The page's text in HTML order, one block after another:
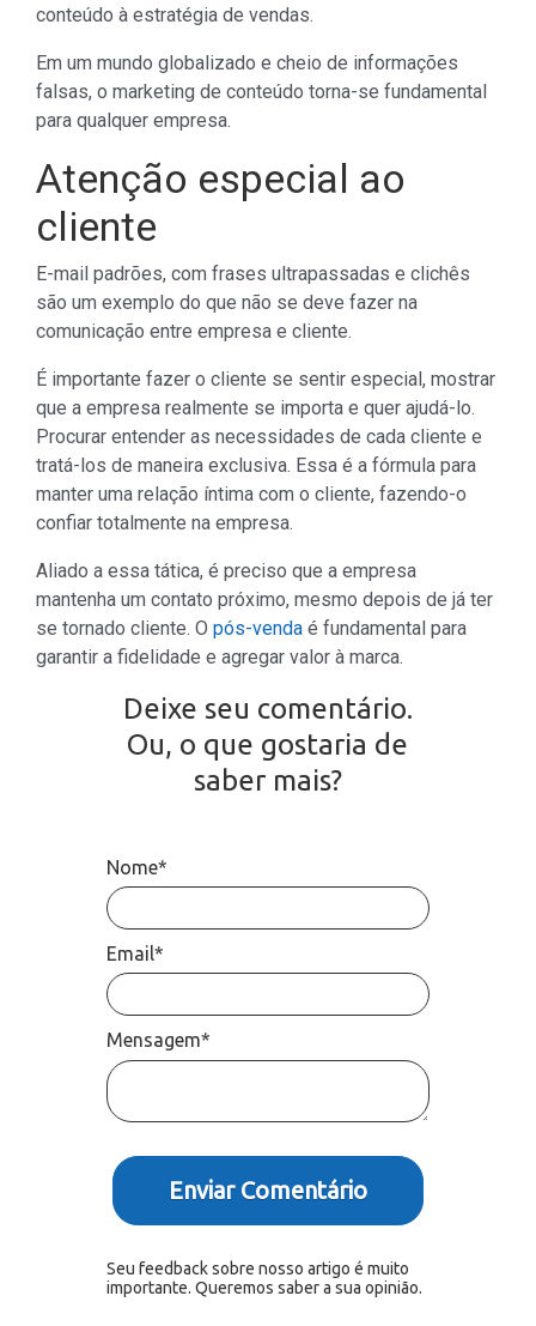
conteúdo à estratégia de vendas.
Em um mundo globalizado e cheio de informações
falsas, o marketing de conteúdo torna-se fundamental
para qualquer empresa.
Atenção especial ao
cliente
E-mail padrões, com frases ultrapassadas e clichês
são um exemplo do que não se deve fazer na
comunicação entre empresa e cliente.
É importante fazer o cliente se sentir especial, mostrar
que a empresa realmente se importa e quer ajudá-lo.
Procurar entender as necessidades de cada cliente e
tratá-los de maneira exclusiva. Essa é a fórmula para
manter uma relação íntima com o cliente, fazendo-o
confiar totalmente na empresa.
Aliado a essa tática, é preciso que a empresa
mantenha um contato próximo, mesmo depois de já ter
se tornado cliente. O pós-venda é fundamental para
garantir a fidelidade e agregar valor à marca.
Deixe seu comentário.
Ou, o que gostaria de
saber mais?
Nome*
Email*
Mensagem*
Enviar Comentário
Seu feedback sobre nosso artigo é muito
importante. Queremos saber a sua opinião.